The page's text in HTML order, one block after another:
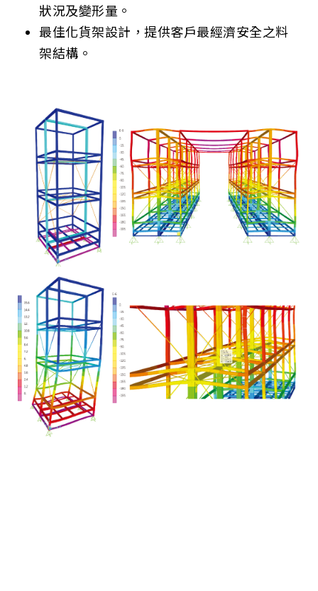
狀況及變形量。
最佳化貨架設計，提供客戶最經濟安全之料
架結構。